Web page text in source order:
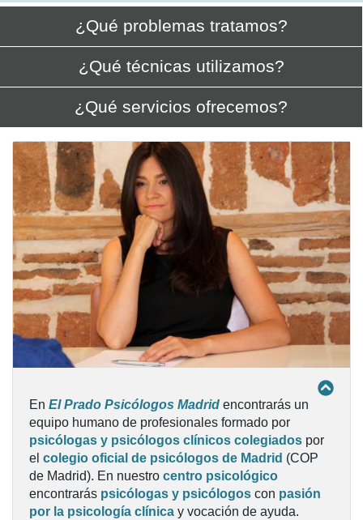
¿Qué problemas tratamos?
¿Qué técnicas utilizamos?
¿Qué servicios ofrecemos?
En El Prado Psicólogos Madrid encontrarás un
equipo humano de profesionales formado por
psicólogas y psicólogos clínicos colegiados por
el colegio oficial de psicólogos de Madrid (COP
de Madrid). En nuestro centro psicológico
encontrarás psicólogas y psicólogos con pasión
por la psicología clínica y vocación de ayuda.